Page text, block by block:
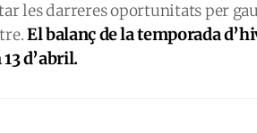
les darreres oportunitats per
El balanç de la temporada
d’abril.